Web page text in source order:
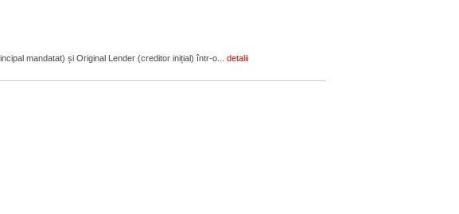
mandatat) și Original Lender (creditor inițial) într-o... detalii